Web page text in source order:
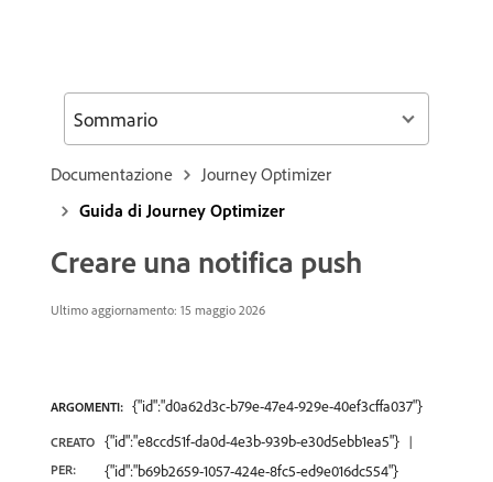
Documentazione
Journey Optimizer
Guida di Journey Optimizer
Creare una notifica push
Ultimo aggiornamento: 15 maggio 2026
ARGOMENTI: {"id":"d0a62d3c-b79e-47e4-929e-40ef3cffa037"}
CREATO
PER:
{"id":"e8ccd51f-da0d-4e3b-939b-e30d5ebb1ea5"}
{"id":"b69b2659-1057-424e-8fc5-ed9e016dc554"}
Sommario